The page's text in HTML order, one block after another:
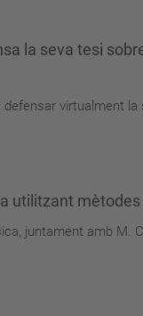
la seva tesi
virtualment
utilitzant
juntament amb M.